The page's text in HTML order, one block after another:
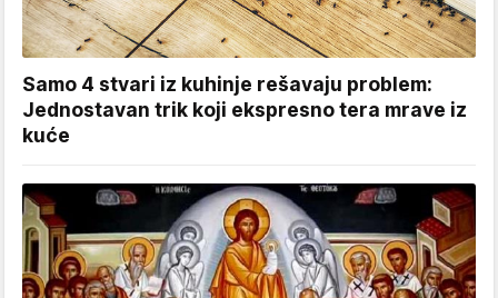
Samo 4 stvari iz kuhinje rešavaju problem:
Jednostavan trik koji ekspresno tera mrave iz
kuće